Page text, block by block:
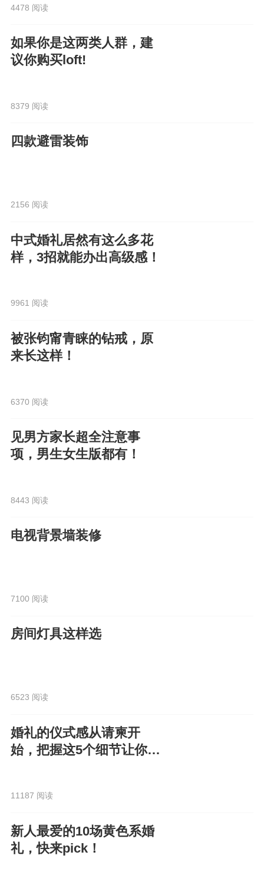
4478 阅读
如果你是这两类人群，建
议你购买loft!
8379 阅读
四款避雷装饰
2156 阅读
中式婚礼居然有这么多花
样，3招就能办出高级感！
9961 阅读
被张钧甯青睐的钻戒，原
来长这样！
6370 阅读
见男方家长超全注意事
项，男生女生版都有！
8443 阅读
电视背景墙装修
7100 阅读
房间灯具这样选
6523 阅读
婚礼的仪式感从请柬开
始，把握这5个细节让你的
11187 阅读
新人最爱的10场黄色系婚
礼，快来pick！